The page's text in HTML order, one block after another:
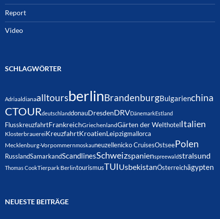
Report
Video
SCHLAGWÖRTER
AdriaaldianaalltoursberlinBrandenburgBulgarienchina
CTOURdeutschlanddonauDresdenDRVDänemarkEstland
FlusskreuzfahrtFrankreichGriechenlandGärten der Welthotel Italien
KlosterbrauereiKreuzfahrtKroatienLeipzigmallorca
Mecklenburg-Vorpommernmoskauneuzellenicko CruisesOstseePolen
RusslandSamarkandScandlinesSchweizspanienspreewaldstralsund
Thomas CookTierpark BerlintourismusTUIUsbekistanÖsterreichägypten
NEUESTE BEITRÄGE